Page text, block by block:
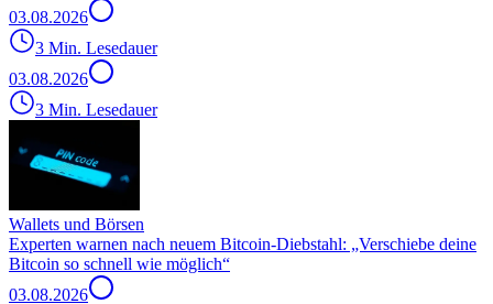
03.08.2026
3 Min. Lesedauer
03.08.2026
3 Min. Lesedauer
Wallets und Börsen
Experten warnen nach neuem Bitcoin-Diebstahl: „Verschiebe deine
Bitcoin so schnell wie möglich“
03.08.2026